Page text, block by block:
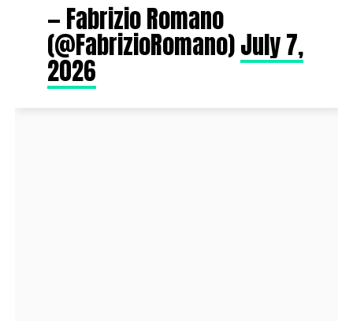
— Fabrizio Romano
(@FabrizioRomano)July 7,
2026